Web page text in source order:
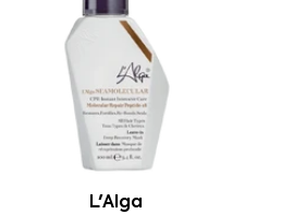
L'Alga